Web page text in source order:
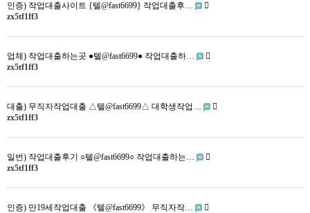
인증) 작업대출사이트 {텔@fast6699} 작업대출후…
zx5tf1ff3
업체) 작업대출하는곳 ●텔@fast6699● 작업대출하…
zx5tf1ff3
대출) 무직자작업대출 △텔@fast6699△ 대학생작업…
zx5tf1ff3
일번) 작업대출후기 ○텔@fast6699○ 작업대출하는…
zx5tf1ff3
인증) 만19세작업대출 《텔@fast6699》 무직자작…